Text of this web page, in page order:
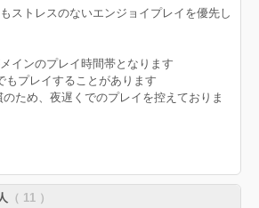
ストレスのないエンジョイプレイを優先し
インのプレイ時間帯となります
もプレイすることがあります
ため、夜遅くでのプレイを控えておりま
（ 11 ）